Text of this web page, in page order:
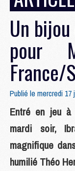
Un
pour
France/
Publié le mercredi 17
Entré en jeu à
mardi soir,
magnifique
humilié Théo